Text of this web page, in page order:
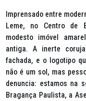
Imprensado entre
Leme, no Centro de
modesto imóvel
antiga. A inerte
fachada, e o logotipo
não é um sol, mas
denuncia: estamos na
Bragança Paulista, a